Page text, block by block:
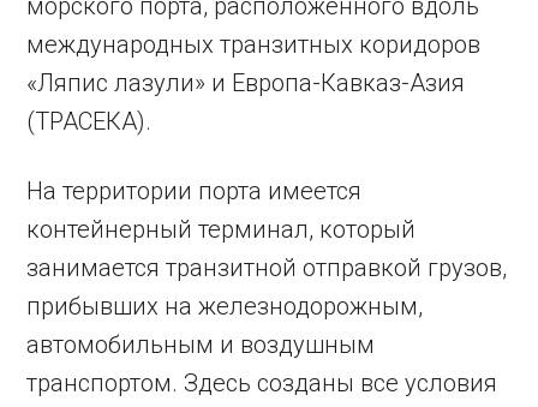
морского порта, расположенного вдоль
международных транзитных коридоров
«Ляпис лазули» и Европа-Кавказ-Азия
(ТРАСЕКА).
На территории порта имеется
контейнерный терминал, который
занимается транзитной отправкой грузов,
прибывших на железнодорожным,
автомобильным и воздушным
транспортом. Здесь созданы все условия